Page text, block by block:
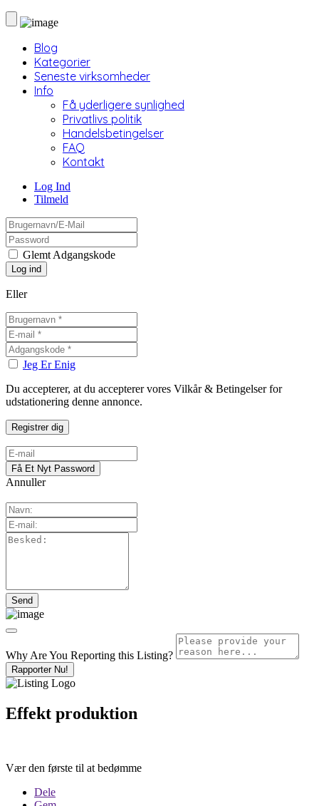
Blog
Kategorier
Seneste virksomheder
Info
Få yderligere synlighed
Privatlivs politik
Handelsbetingelser
FAQ
Kontakt
Log Ind
Tilmeld
Glemt Adgangskode
Eller
Jeg Er Enig
Du accepterer, at du accepterer vores Vilkår & Betingelser for
udstationering denne annonce.
Annuller
Why Are You Reporting this Listing?
Rapporter Nu!
Effekt produktion
Vær den første til at bedømme
Dele